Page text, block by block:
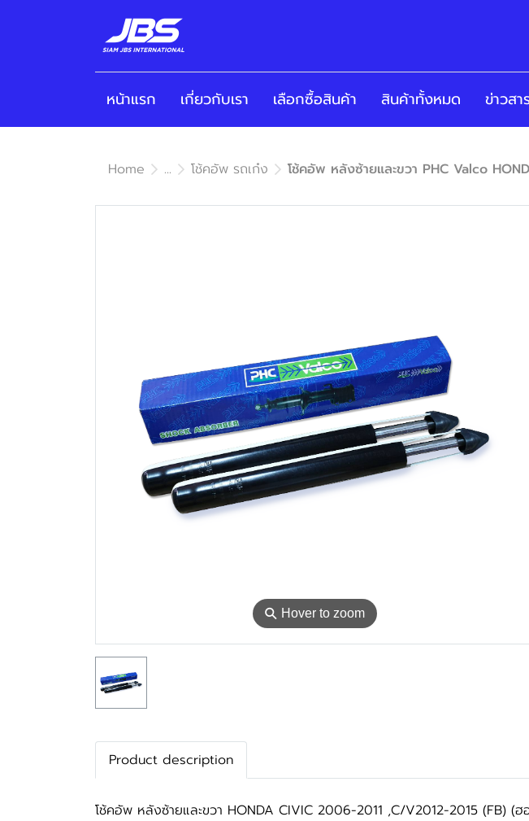
หน้าแรก เกี่ยวกับเรา เลือกซื้อสินค้า สินค้าทั้งหมด ข่าวส
Home ... โช้คอัพ รถเก๋ง โช้คอัพ หลังซ้ายและขวา PHC Valco
⚲ Hover to zoom
Product description
โช้คอัพ หลังซ้ายและขวา HONDA CIVIC 2006-2011 ,C/V2012-2015 (FB)